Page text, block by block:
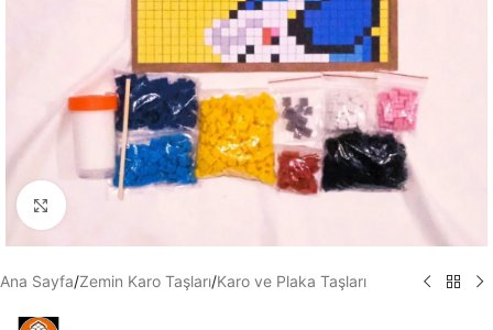
Büyütmek için tıklayın
Ana Sayfa/Zemin Karo Taşları/Karo ve Plaka Taşları